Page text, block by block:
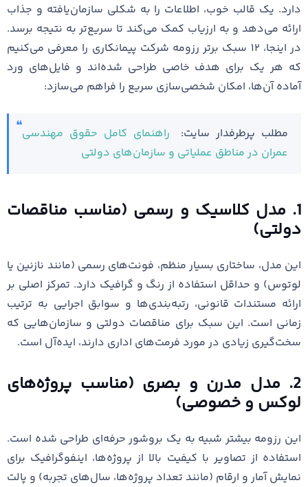
دارد. یک قالب خوب، اطلاعات را به شکلی سازمان‌یافته و جذاب
ارائه می‌دهد و به ارزیاب کمک می‌کند تا سریع‌تر به نتیجه برسد.
در اینجا، ۱۲ سبک برتر رزومه شرکت پیمانکاری را معرفی می‌کنیم
که هر یک برای هدف خاصی طراحی شده‌اند و فایل‌های ورد
آماده آن‌ها، امکان شخصی‌سازی سریع را فراهم می‌سازد:
مطلب پرطرفدار سایت: راهنمای کامل حقوق مهندسی
عمران در مناطق عملیاتی و سازمان‌های دولتی
1. مدل کلاسیک و رسمی (مناسب مناقصات
دولتی)
این مدل، ساختاری بسیار منظم، فونت‌های رسمی (مانند نازنین یا
لوتوس) و حداقل استفاده از رنگ و گرافیک دارد. تمرکز اصلی بر
ارائه مستندات قانونی، رتبه‌بندی‌ها و سوابق اجرایی به ترتیب
زمانی است. این سبک برای مناقصات دولتی و سازمان‌هایی که
سخت‌گیری زیادی در مورد فرمت‌های اداری دارند، ایده‌آل است.
2. مدل مدرن و بصری (مناسب پروژه‌های
لوکس و خصوصی)
این رزومه بیشتر شبیه به یک بروشور حرفه‌ای طراحی شده است.
استفاده از تصاویر با کیفیت بالا از پروژه‌ها، اینفوگرافیک برای
نمایش آمار و ارقام (مانند تعداد پروژه‌ها، سال‌های تجربه) و پالت